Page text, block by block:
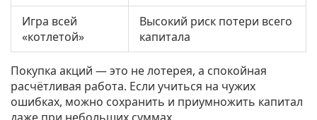
Игра всей
«котлетой»
Высокий риск потери всего
капитала
Покупка акций — это не лотерея, а спокойная
расчётливая работа. Если учиться на чужих
ошибках, можно сохранить и приумножить капитал